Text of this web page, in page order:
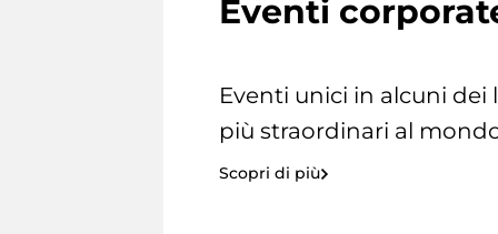
Eventi
Eventi unici in alcuni dei
più straordinari al
Scopri di più